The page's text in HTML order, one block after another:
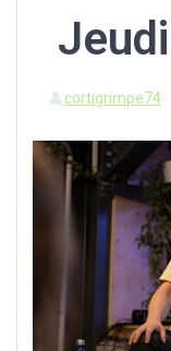
cortigrimpe74